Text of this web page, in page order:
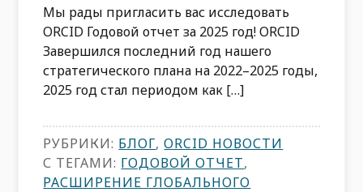
Мы рады пригласить вас исследовать
ORCID Годовой отчет за 2025 год! ORCID
Завершился последний год нашего
стратегического плана на 2022–2025 годы,
2025 год стал периодом как […]
РУБРИКИ: БЛОГ,ORCID НОВОСТИ
С ТЕГАМИ: ГОДОВОЙ ОТЧЕТ,
РАСШИРЕНИЕ ГЛОБАЛЬНОГО